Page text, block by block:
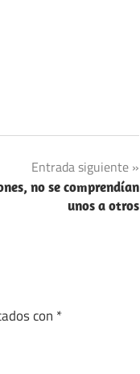
Entrada siguiente
no se comprendían
unos a otros
con *